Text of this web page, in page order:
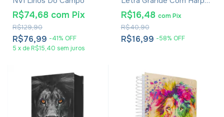
R$76,99 -41% OFF
R$129,90
R$74,68 com Pix
5 x de R$15,40 sem juros
- Textos Coloridos - Leão
Rei Dos Reis
R$16,99 -58% OFF
R$40,90
R$16,48 com Pix